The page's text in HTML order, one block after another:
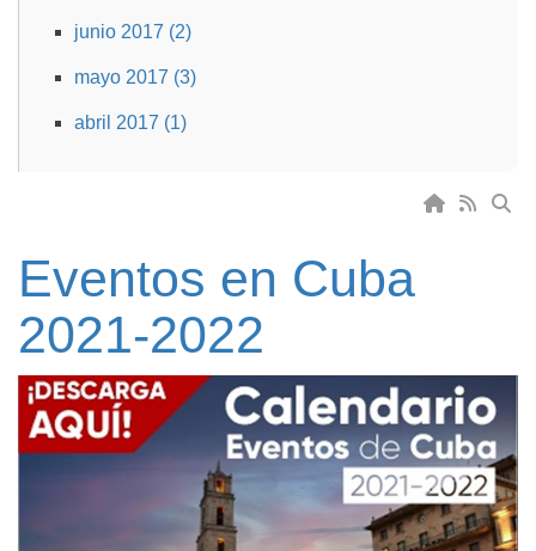
junio 2017 (2)
mayo 2017 (3)
abril 2017 (1)
Eventos en Cuba
2021-2022